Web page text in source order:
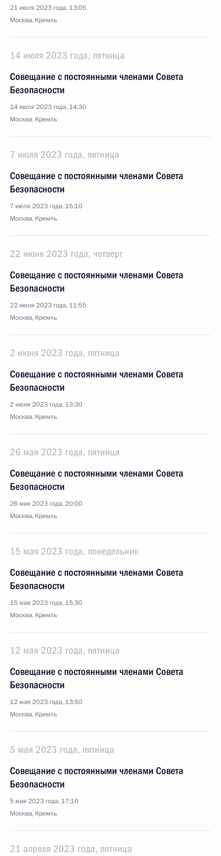
21 июля 2023 года, 13:05
Москва, Кремль
14 июля 2023 года, пятница
Совещание с постоянными членами Совета
Безопасности
14 июля 2023 года, 14:30
Москва, Кремль
7 июля 2023 года, пятница
Совещание с постоянными членами Совета
Безопасности
7 июля 2023 года, 15:10
Москва, Кремль
22 июня 2023 года, четверг
Совещание с постоянными членами Совета
Безопасности
22 июня 2023 года, 11:55
Москва, Кремль
2 июня 2023 года, пятница
Совещание с постоянными членами Совета
Безопасности
2 июня 2023 года, 13:30
Москва, Кремль
26 мая 2023 года, пятница
Совещание с постоянными членами Совета
Безопасности
26 мая 2023 года, 20:00
Москва, Кремль
15 мая 2023 года, понедельник
Совещание с постоянными членами Совета
Безопасности
15 мая 2023 года, 15:30
Москва, Кремль
12 мая 2023 года, пятница
Совещание с постоянными членами Совета
Безопасности
12 мая 2023 года, 13:50
Москва, Кремль
5 мая 2023 года, пятница
Совещание с постоянными членами Совета
Безопасности
5 мая 2023 года, 17:10
Москва, Кремль
21 апреля 2023 года, пятница